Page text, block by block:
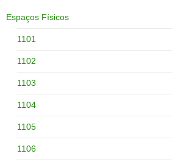
Espaços Físicos
1101
1102
1103
1104
1105
1106